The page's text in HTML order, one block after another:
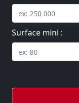
Surface mini :